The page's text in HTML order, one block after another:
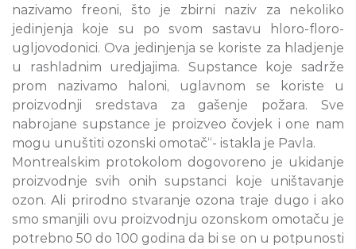
nazivamo freoni, što je zbirni naziv za nekoliko
jedinjenja koje su po svom sastavu hloro-floro-
ugljovodonici. Ova jedinjenja se koriste za hladjenje
u rashladnim uredjajima. Supstance koje sadrže
prom nazivamo haloni, uglavnom se koriste u
proizvodnji sredstava za gašenje požara. Sve
nabrojane supstance je proizveo čovjek i one nam
mogu unuštiti ozonski omotač“- istakla je Pavla.
Montrealskim protokolom dogovoreno je ukidanje
proizvodnje svih onih supstanci koje uništavanje
ozon. Ali prirodno stvaranje ozona traje dugo i ako
smo smanjili ovu proizvodnju ozonskom omotaču je
potrebno 50 do 100 godina da bi se on u potpunosti